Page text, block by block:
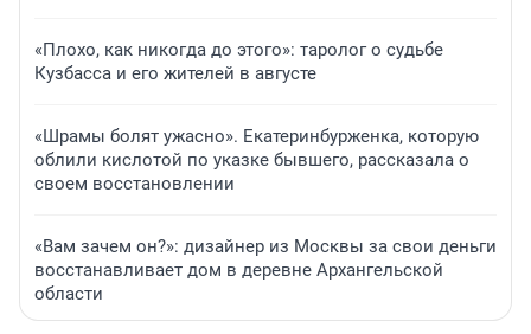
«Плохо, как никогда до этого»: таролог о судьбе
Кузбасса и его жителей в августе
«Шрамы болят ужасно». Екатеринбурженка, которую
облили кислотой по указке бывшего, рассказала о
своем восстановлении
«Вам зачем он?»: дизайнер из Москвы за свои деньги
восстанавливает дом в деревне Архангельской
области